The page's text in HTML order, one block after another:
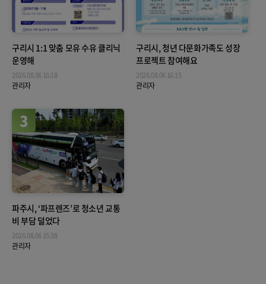
구리시 1:1 맞춤 모유 수유 클리닉
운영해
2026.08.06 16:18
관리자
구리시, 청년 다문화가족도 성장
프로젝트 참여해요
2026.08.06 16:15
관리자
3
파주시, ‘파프렌즈’로 청소년 교통
비 부담 덜었다
2026.08.06 15:38
관리자